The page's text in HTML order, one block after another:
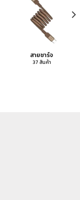
สายชาร์จ
37 สินค้า